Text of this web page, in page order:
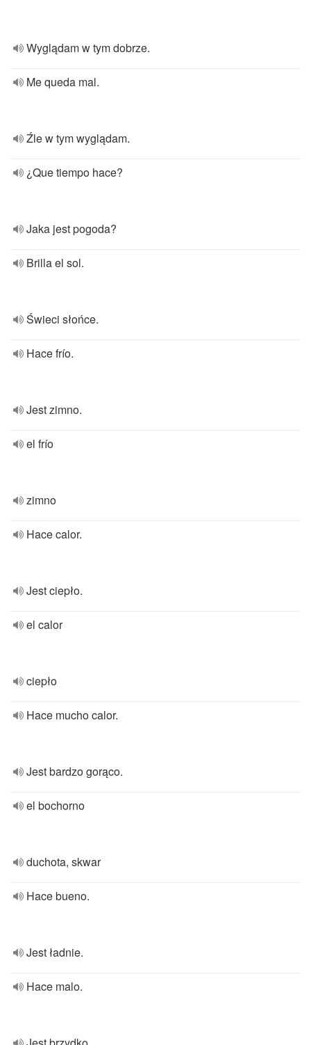
Wyglądam w tym dobrze.
Me queda mal.
Źle w tym wyglądam.
¿Que tiempo hace?
Jaka jest pogoda?
Brilla el sol.
Świeci słońce.
Hace frío.
Jest zimno.
el frío
zimno
Hace calor.
Jest ciepło.
el calor
ciepło
Hace mucho calor.
Jest bardzo gorąco.
el bochorno
duchota, skwar
Hace bueno.
Jest ładnie.
Hace malo.